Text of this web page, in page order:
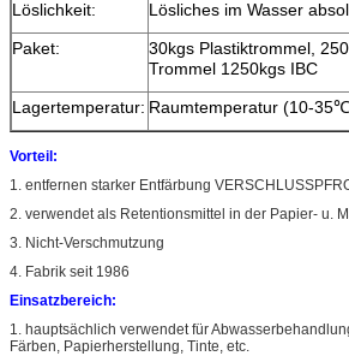
Löslichkeit:
Lösliches im Wasser
Paket:
30kgs Plastiktrommel,
Trommel 1250kgs IBC
Lagertemperatur: Raumtemperatur (10-
Vorteil:
1. entfernen starker Entfärbung
2. verwendet als Retentionsmittel in der Papier- u.
3. Nicht-Verschmutzung
4. Fabrik seit 1986
Einsatzbereich:
1. hauptsächlich verwendet für
Färben, Papierherstellung, Tinte, etc.